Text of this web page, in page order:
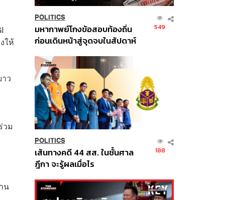
ให้
ว
วม
น
POLITICS
มหากาพย์โกงข้อสอบท้องถิ่น
ก่อนเดินหน้าสู่จุดจบในสัปดาห์
549
POLITICS
เส้นทางคดี 44 สส. ในชั้นศาล
ฎีกา จะรู้ผลเมื่อไร
188